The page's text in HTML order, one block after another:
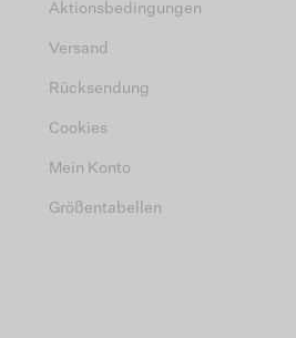
Aktionsbedingungen
Versand
Rücksendung
Cookies
Mein Konto
Größentabellen